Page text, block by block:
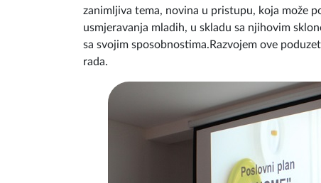
zanimljiva tema, novina u pristupu, koja može
usmjeravanja mladih, u skladu sa njihovim
sa svojim sposobnostima.Razvojem ove
rada.